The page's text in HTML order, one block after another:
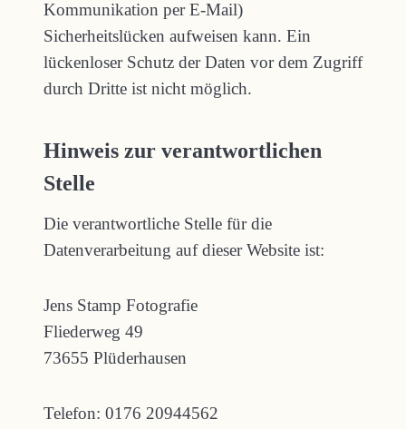
Kommunikation per E-Mail)
Sicherheitslücken aufweisen kann. Ein
lückenloser Schutz der Daten vor dem Zugriff
durch Dritte ist nicht möglich.
Hinweis zur verantwortlichen
Stelle
Die verantwortliche Stelle für die
Datenverarbeitung auf dieser Website ist:
Jens Stamp Fotografie
Fliederweg 49
73655 Plüderhausen
Telefon: 0176 20944562